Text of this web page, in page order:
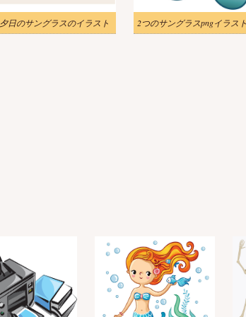
夕日のサングラスのイラスト 2つのサングラスpngイラス